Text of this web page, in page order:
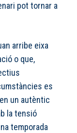
pot tornar a
arribe eixa
o que,
es
un autèntic
la tensió
temporada